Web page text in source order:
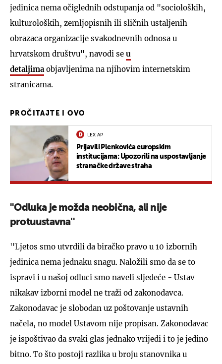
jedinica nema očiglednih odstupanja od "socioloških,
kulturoloških, zemljopisnih ili sličnih ustaljenih
obrazaca organizacije svakodnevnih odnosa u
hrvatskom društvu", navodi se u
detaljimaobjavljenima na njihovim internetskim
stranicama.
PROČITAJTE I OVO
LEX AP
Prijavili Plenkovića europskim
institucijama: Upozorili na uspostavljanje
stranačke države straha
''Odluka je možda neobična, ali nije
protuustavna''
''Ljetos smo utvrdili da biračko pravo u 10 izbornih
jedinica nema jednaku snagu. Naložili smo da se to
ispravi i u našoj odluci smo naveli sljedeće - Ustav
nikakav izborni model ne traži od zakonodavca.
Zakonodavac je slobodan uz poštovanje ustavnih
načela, no model Ustavom nije propisan. Zakonodavac
je ispoštivao da svaki glas jednako vrijedi i to je jedino
bitno. To što postoji razlika u broju stanovnika u